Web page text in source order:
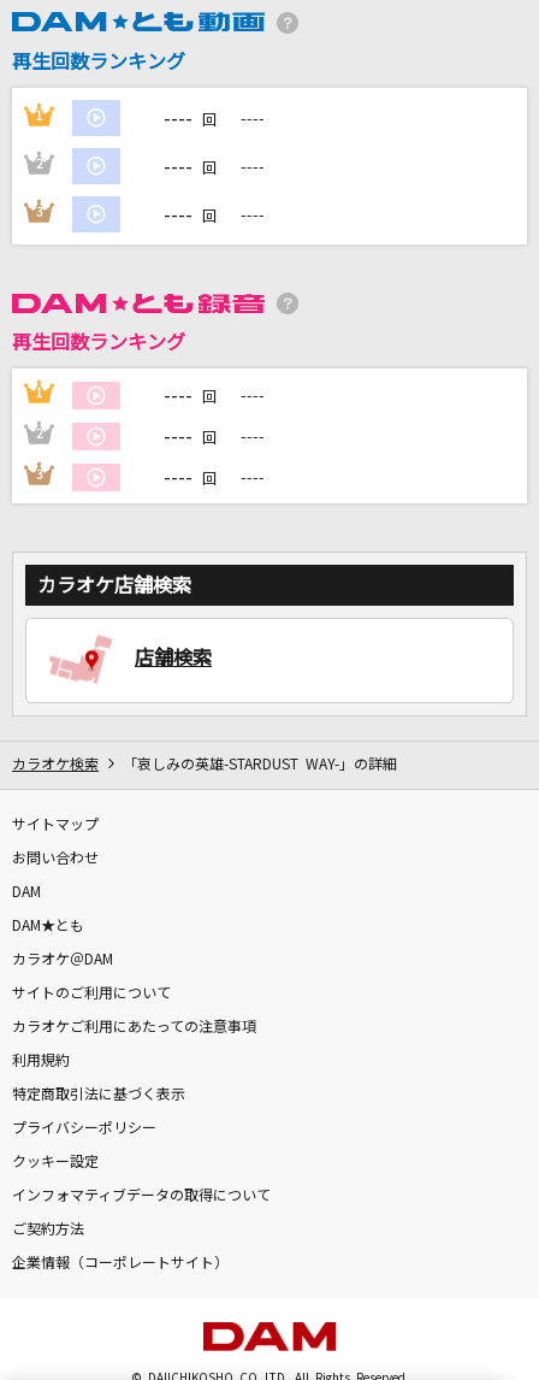
[生音]口笛
Mr.Children
DAMの新曲・ランキングなど
DAMに会員登録・ログインして
カラオケをもっと楽しもう！
再生回数ランキング
1 ---- 回 ----
2 ---- 回 ----
3 ---- 回 ----
再生回数ランキング
1 ---- 回 ----
2 ---- 回 ----
3 ---- 回 ----
カラオケ店舗検索
店舗検索
カラオケ検索 「哀しみの英雄-STARDUST WAY-」の詳細
サイトマップ
お問い合わせ
DAM
DAM★とも
カラオケ＠DAM
サイトのご利用について
カラオケご利用にあたっての注意事項
利用規約
特定商取引法に基づく表示
プライバシーポリシー
クッキー設定
インフォマティブデータの取得について
ご契約方法
企業情報（コーポレートサイト）
© DAIICHIKOSHO CO.,LTD. All Rights Reserved.